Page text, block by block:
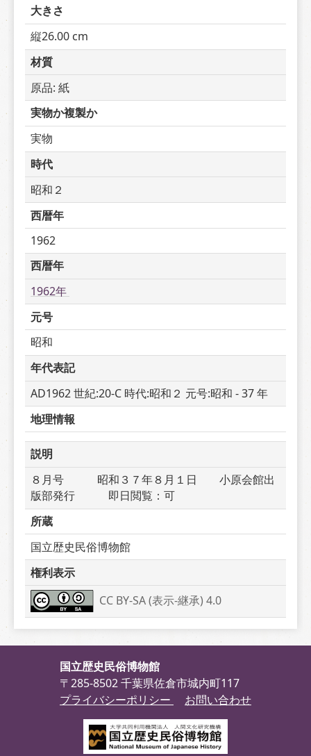
大きさ
縦26.00 cm
材質
原品: 紙
実物か複製か
実物
時代
昭和２
西暦年
1962
西暦年
1962年
元号
昭和
年代表記
AD1962 世紀:20-C 時代:昭和２ 元号:昭和 - 37 年
地理情報
説明
８月号　　　昭和３７年８月１日　　小原会館出
版部発行　　　即日閲覧：可
所蔵
国立歴史民俗博物館
権利表示
CC BY-SA (表示-継承) 4.0
国立歴史民俗博物館
〒285-8502 千葉県佐倉市城内町117
プライバシーポリシー
お問い合わせ